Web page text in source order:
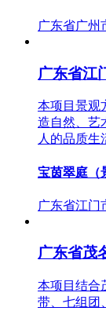
广东省广州
广东省江
本项目景观
造自然、艺
人的品质生
宝茵翠庭（
广东省江门
广东省茂
本项目结合
带、七组团